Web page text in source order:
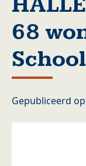
68
Gepubliceerd op